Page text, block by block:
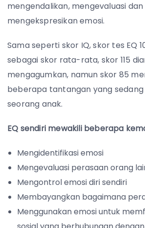
mengendalikan, mengevaluasi dan
mengekspresikan emosi.
Sama seperti skor IQ, skor tes EQ
sebagai skor rata-rata, skor 115
mengagumkan, namun skor 85
beberapa tantangan yang
seorang anak.
EQ sendiri mewakili beberapa
Mengidentifikasi emosi
Mengevaluasi perasaan orang
Mengontrol emosi diri sendiri
Membayangkan bagaimana
Menggunakan emosi untuk